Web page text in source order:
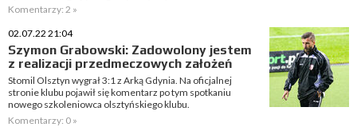
Komentarzy: 2 »
02.07.22 21:04
Szymon Grabowski: Zadowolony jestem
z realizacji przedmeczowych założeń
Stomil Olsztyn wygrał 3:1 z Arką Gdynia. Na oficjalnej
stronie klubu pojawił się komentarz po tym spotkaniu
nowego szkoleniowca olsztyńskiego klubu.
Komentarzy: 0 »